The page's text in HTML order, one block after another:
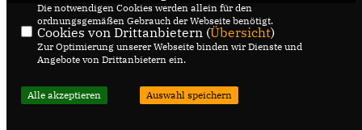
Die notwendigen Cookies werden allein für den
ordnungsgemäßen Gebrauch der Webseite benötigt.
Cookies von Drittanbietern (Übersicht)
Zur Optimierung unserer Webseite binden wir Dienste und
Angebote von Drittanbietern ein.
Alle akzeptieren Auswahl speichern